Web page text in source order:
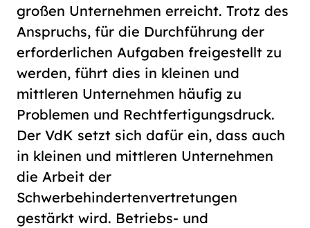
großen Unternehmen erreicht. Trotz des
Anspruchs, für die Durchführung der
erforderlichen Aufgaben freigestellt zu
werden, führt dies in kleinen und
mittleren Unternehmen häufig zu
Problemen und Rechtfertigungsdruck.
Der VdK setzt sich dafür ein, dass auch
in kleinen und mittleren Unternehmen
die Arbeit der
Schwerbehindertenvertretungen
gestärkt wird. Betriebs- und